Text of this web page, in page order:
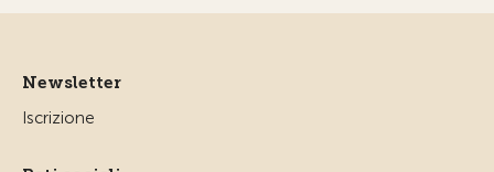
Newsletter
Iscrizione